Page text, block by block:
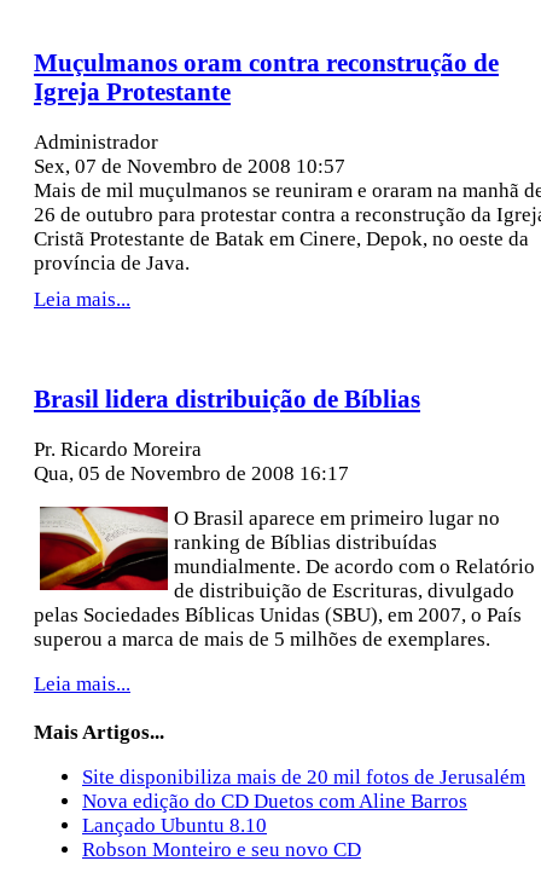
Muçulmanos oram contra reconstrução de
Igreja Protestante
Administrador
Sex, 07 de Novembro de 2008 10:57
Mais de mil muçulmanos se reuniram e oraram na manhã
26 de outubro para protestar contra a reconstrução da
Cristã Protestante de Batak em Cinere, Depok, no oeste da
província de Java.
Leia mais...
Brasil lidera distribuição de Bíblias
Pr. Ricardo Moreira
Qua, 05 de Novembro de 2008 16:17
O Brasil aparece em primeiro lugar no
ranking de Bíblias distribuídas
mundialmente. De acordo com o Relatório
de distribuição de Escrituras, divulgado
pelas Sociedades Bíblicas Unidas (SBU), em 2007, o País
superou a marca de mais de 5 milhões de exemplares.
Leia mais...
Mais Artigos...
Site disponibiliza mais de 20 mil fotos de Jerusalém
Nova edição do CD Duetos com Aline Barros
Lançado Ubuntu 8.10
Robson Monteiro e seu novo CD